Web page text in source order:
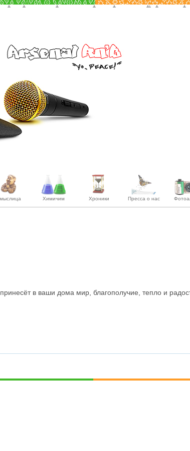
Химичим Хроники Пресса о нас
в ваши дома мир, благополучие, тепло и